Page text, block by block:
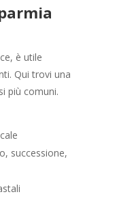
è utile
Qui trovi una
più comuni.
successione,